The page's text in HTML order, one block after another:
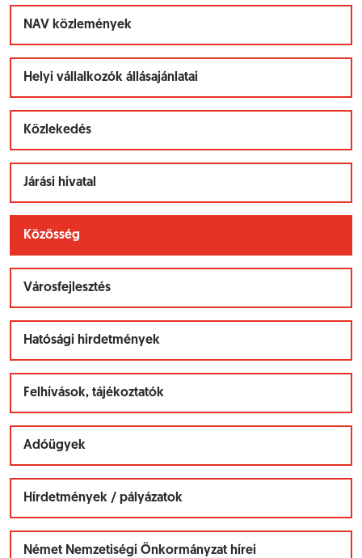
NAV közlemények
Helyi vállalkozók állásajánlatai
Közlekedés
Járási hivatal
Közösség
Városfejlesztés
Hatósági hirdetmények
Felhívások, tájékoztatók
Adóügyek
Hírdetmények / pályázatok
Német Nemzetiségi Önkormányzat hírei